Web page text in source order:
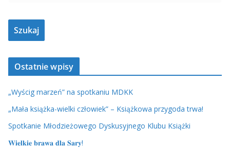
Ostatnie wpisy
„Wyścig marzeń” na spotkaniu MDKK
„Mała książka-wielki człowiek” – Książkowa przygoda trwa!
Spotkanie Młodzieżowego Dyskusyjnego Klubu Książki
𝐖𝐢𝐞𝐥𝐤𝐢𝐞 𝐛𝐫𝐚𝐰𝐚 𝐝𝐥𝐚 𝐒𝐚𝐫𝐲!